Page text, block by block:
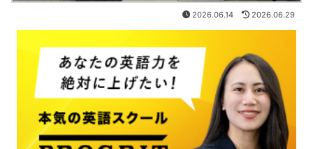
2026.06.14 2026.06.29